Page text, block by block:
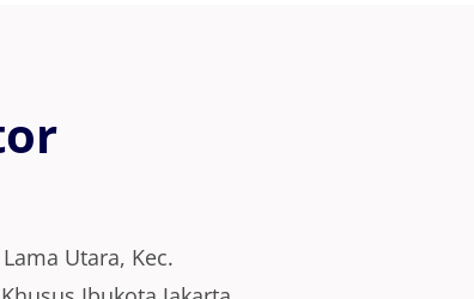
Utara, Kec.